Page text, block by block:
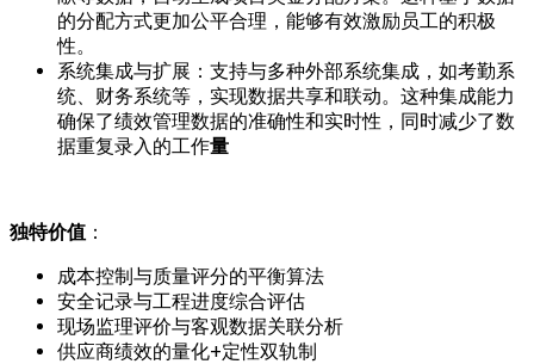
的分配方式更加公平合理，能够有效激励员工的积极
性。
系统集成与扩展：支持与多种外部系统集成，如考勤系
统、财务系统等，实现数据共享和联动。这种集成能力
确保了绩效管理数据的准确性和实时性，同时减少了数
据重复录入的工作量
独特价值 ：
成本控制与质量评分的平衡算法
安全记录与工程进度综合评估
现场监理评价与客观数据关联分析
供应商绩效的量化+定性双轨制